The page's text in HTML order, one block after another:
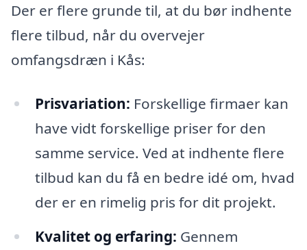
Der er flere grunde til, at du bør indhente
flere tilbud, når du overvejer
omfangsdræn i Kås:
Prisvariation: Forskellige firmaer kan
have vidt forskellige priser for den
samme service. Ved at indhente flere
tilbud kan du få en bedre idé om, hvad
der er en rimelig pris for dit projekt.
Kvalitet og erfaring: Gennem